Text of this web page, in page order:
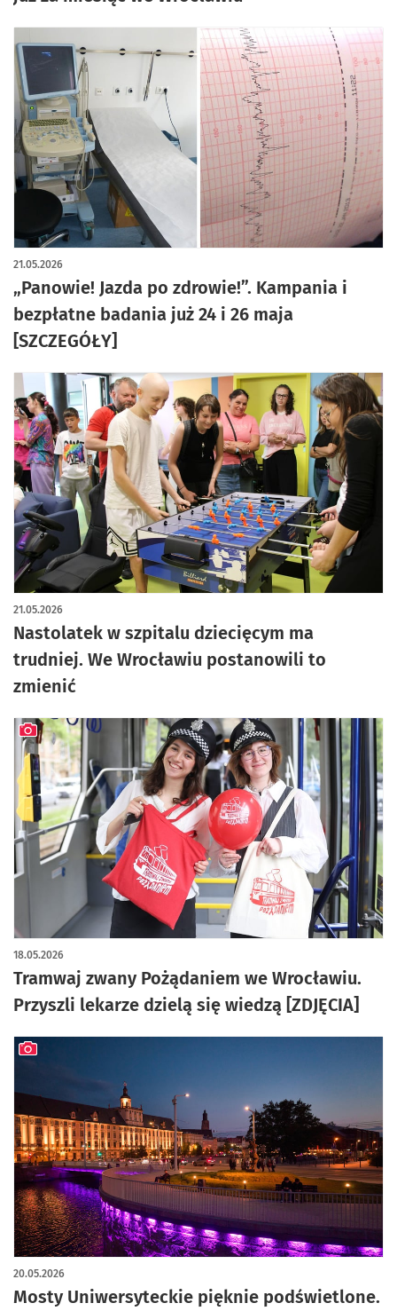
„Panowie! Jazda po zdrowie!”. Kampania i
bezpłatne badania już 24 i 26 maja
[SZCZEGÓŁY]
21.05.2026
Nastolatek w szpitalu dziecięcym ma
trudniej. We Wrocławiu postanowili to
zmienić
21.05.2026
Tramwaj zwany Pożądaniem we Wrocławiu.
Przyszli lekarze dzielą się wiedzą [ZDJĘCIA]
18.05.2026
artykuł z galerią zdjęć
Mosty Uniwersyteckie pięknie podświetlone.
20.05.2026
artykuł z galerią zdjęć